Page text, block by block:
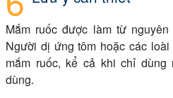
Mắm ruốc được làm từ
Người dị ứng tôm hoặc các
mắm ruốc, kể cả khi chỉ
dùng.